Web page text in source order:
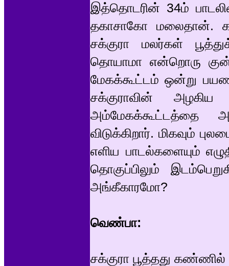
இத்தொடரின் 34ம்
தகாசாகோ மலைதான்.
சக்குரா மலர்கள்
தொயாமா என்றொரு
மேகக்கூட்டம் ஒன்று
சக்குராவின்
அம்மேகக்கூட்டத்தை
விடுக்கிறார். மிகவும்
எளிய பாடல்களையும்
தொகுப்பிலும்
அங்கீகாரமோ?
வெண்பா:
சக்குரா பூத்தது கண்ணில்